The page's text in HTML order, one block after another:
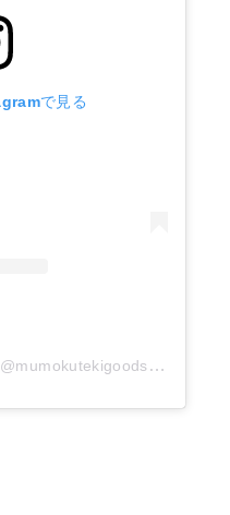
で見る
mumokuteki goods&wears(@mumokutekigoods)がシェアした投稿